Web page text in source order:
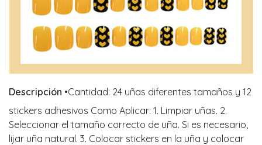
Descripción •Cantidad: 24 uñas diferentes tamaños y 12
stickers adhesivos Como Aplicar: 1. Limpiar uñas. 2.
Seleccionar el tamaño correcto de uña. Si es necesario,
lijar uña natural. 3. Colocar stickers en la uña y colocar